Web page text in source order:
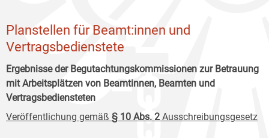
Planstellen für Beamt:innen und
Vertragsbedienstete
Ergebnisse der Begutachtungskommissionen zur Betrauung
mit Arbeitsplätzen von Beamtinnen, Beamten und
Vertragsbediensteten
Veröffentlichung gemäß § 10 Abs. 2 Ausschreibungsgesetz